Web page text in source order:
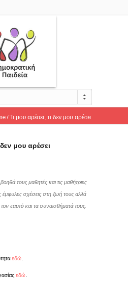
Τι μου αρέσει, τι δεν μου αρέσει
μου αρέσει
τους μαθητές και τις μαθήτριες
έμφυλες σχέσεις στη ζωή τους αλλά
εαυτό και τα συναισθήματά τους.
εδώ
εδώ